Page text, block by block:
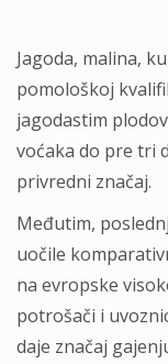
Jagoda, malina,
pomološkoj
jagodastim
voćaka do pre tri
privredni značaj.
Međutim,
uočile
na evropske
potrošači i
daje značaj